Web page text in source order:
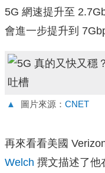
5G 網速提升至
會進一步提升到
▲ 圖片來源： CNET
再來看看美國
Welch 撰文描述了他